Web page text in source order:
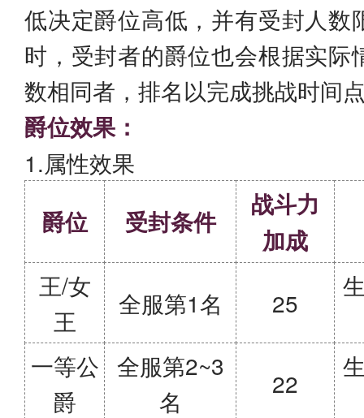
低决定爵位高低，并有受封人数
时，受封者的爵位也会根据实际
数相同者，排名以完成挑战时间
爵位效果：
1.属性效果
爵位 受封条件
战斗力
加成
王/女
王
全服第1名 25
一等公
爵
全服第2~3
名
22